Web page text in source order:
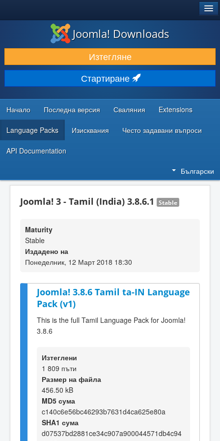
ИЗТЕГЛЯНЕ & РАЗШИРЯВАНЕ
ОТКРИВАЙТЕ & УЧЕТЕ
ОБЩНОСТ & ПОДДРЪЖКА
РЕСУРСИ ЗА РАЗРАБОТКА
Joomla! Downloads
Изтегляне
Стартиране
Начало Последна версия Сваляния Extensions
Language Packs Изисквания Често задавани въпроси
API Documentation
Български
Joomla! 3 - Tamil (India) 3.8.6.1 Stable
Maturity
Stable
Издадено на
Понеделник, 12 Март 2018 18:30
Joomla! 3.8.6 Tamil ta-IN Language
Pack (v1)
This is the full Tamil Language Pack for Joomla!
3.8.6
Изтеглени
1 809 пъти
Размер на файла
456.50 kB
MD5 сума
c140c6e56bc46293b7631d4ca625e80a
SHA1 сума
d07537bd2881ce34c907a900044571db4c94